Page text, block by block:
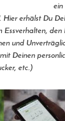
ein
Hier erhälst Du
Essverhalten, den
und
Deinen
etc.)